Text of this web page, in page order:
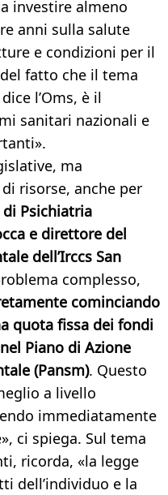
investire almeno
anni sulla salute
e condizioni per il
fatto che il tema
l’Oms, è il
sanitari nazionali e
ma
risorse, anche per
di Psichiatria
e direttore del
dell’Irccs San
complesso,
cominciando
quota fissa dei fondi
Piano di Azione
(Pansm). Questo
a livello
immediatamente
ci spiega. Sul tema
ricorda, «la legge
dell’individuo e la